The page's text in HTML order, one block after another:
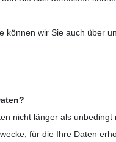
wir Sie auch über
nicht länger als
für die Ihre Daten